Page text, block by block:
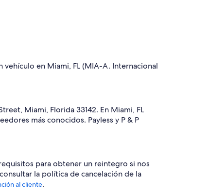
en Miami, FL (MIA-A. Internacional
Miami, Florida 33142. En Miami, FL
más conocidos. Payless y P & P
para obtener un reintegro si nos
la política de cancelación de la
al cliente.